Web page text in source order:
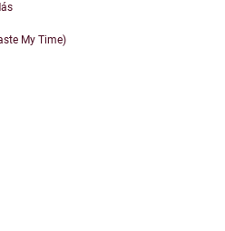
My Time)